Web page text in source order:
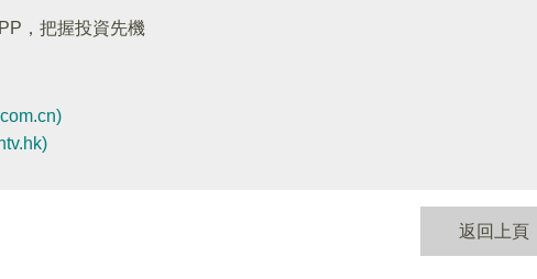
，把握投資先機
返回上頁